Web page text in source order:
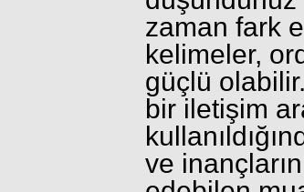
zaman fark
kelimeler,
güçlü
bir iletişim
ve